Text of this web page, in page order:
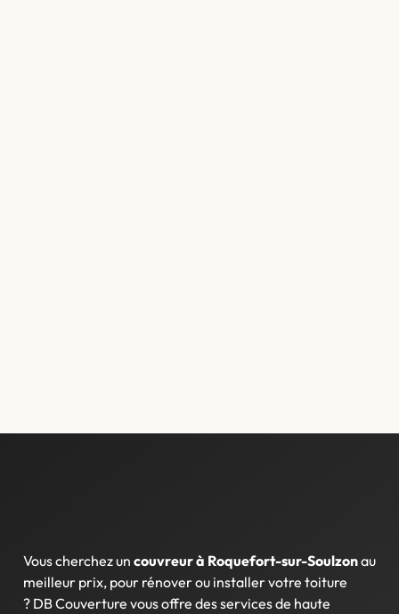
Vous cherchez un couvreur à Roquefort-sur-Soulzonau
meilleur prix, pour rénover ou installer votre toiture
? DB Couverture vous offre des services de haute